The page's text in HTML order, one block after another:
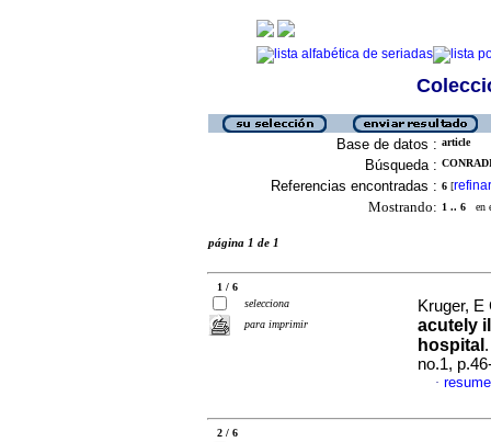
Base de datos : article
Búsqueda :
Referencias encontradas : 6 [refinar
Mostrando: 1 .. 6 en
página 1 de 1
1 / 6
selecciona
para imprimir
Kruger,
acutely
hospital
no.1,
·
2 / 6